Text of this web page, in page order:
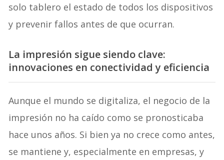
solo tablero el estado de todos los dispositivos
y prevenir fallos antes de que ocurran.
La impresión sigue siendo clave:
innovaciones en conectividad y eficiencia
Aunque el mundo se digitaliza, el negocio de la
impresión no ha caído como se pronosticaba
hace unos años. Si bien ya no crece como antes,
se mantiene y, especialmente en empresas, y